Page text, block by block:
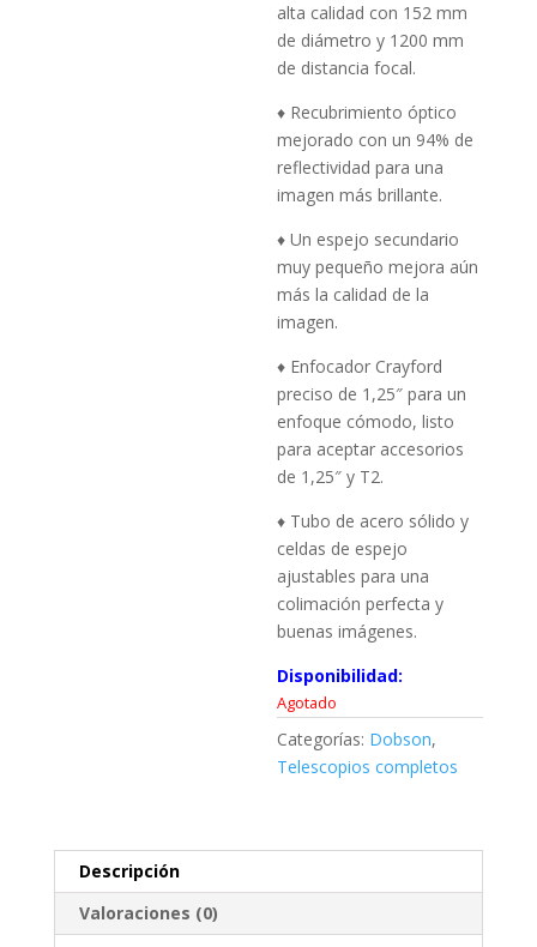
alta calidad con 152 mm
de diámetro y 1200 mm
de distancia focal.
♦ Recubrimiento óptico
mejorado con un 94% de
reflectividad para una
imagen más brillante.
♦ Un espejo secundario
muy pequeño mejora aún
más la calidad de la
imagen.
♦ Enfocador Crayford
preciso de 1,25″ para un
enfoque cómodo, listo
para aceptar accesorios
de 1,25″ y T2.
♦ Tubo de acero sólido y
celdas de espejo
ajustables para una
colimación perfecta y
buenas imágenes.
Disponibilidad:
Agotado
Categorías: Dobson,
Telescopios completos
Descripción
Valoraciones (0)